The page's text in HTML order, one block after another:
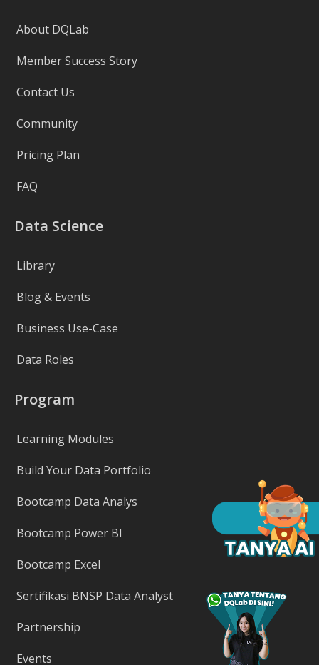
About DQLab
Member Success Story
Contact Us
Community
Pricing Plan
FAQ
Data Science
Library
Blog & Events
Business Use-Case
Data Roles
Program
Learning Modules
Build Your Data Portfolio
Bootcamp Data Analys
Bootcamp Power BI
Bootcamp Excel
Sertifikasi BNSP Data Analyst
Partnership
Events